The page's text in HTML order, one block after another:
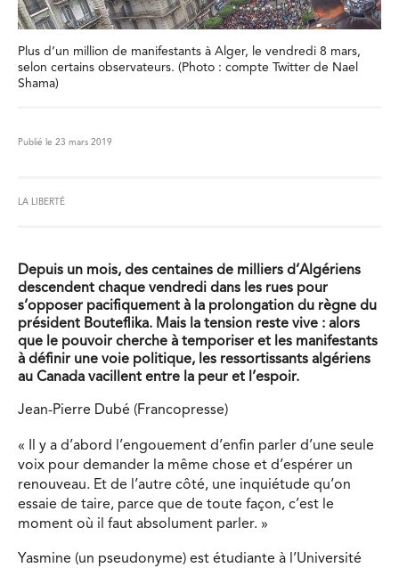
Plus d’un million de manifestants à Alger, le vendredi 8 mars,
selon certains observateurs. (Photo : compte Twitter de Nael
Shama)
Publié le 23 mars 2019
LA LIBERTÉ
Depuis un mois, des centaines de milliers d’Algériens
descendent chaque vendredi dans les rues pour
s’opposer pacifiquement à la prolongation du règne du
président Bouteflika. Mais la tension reste vive : alors
que le pouvoir cherche à temporiser et les manifestants
à définir une voie politique, les ressortissants algériens
au Canada vacillent entre la peur et l’espoir.
Jean-Pierre Dubé (Francopresse)
« Il y a d’abord l’engouement d’enfin parler d’une seule
voix pour demander la même chose et d’espérer un
renouveau. Et de l’autre côté, une inquiétude qu’on
essaie de taire, parce que de toute façon, c’est le
moment où il faut absolument parler. »
Yasmine (un pseudonyme) est étudiante à l’Université